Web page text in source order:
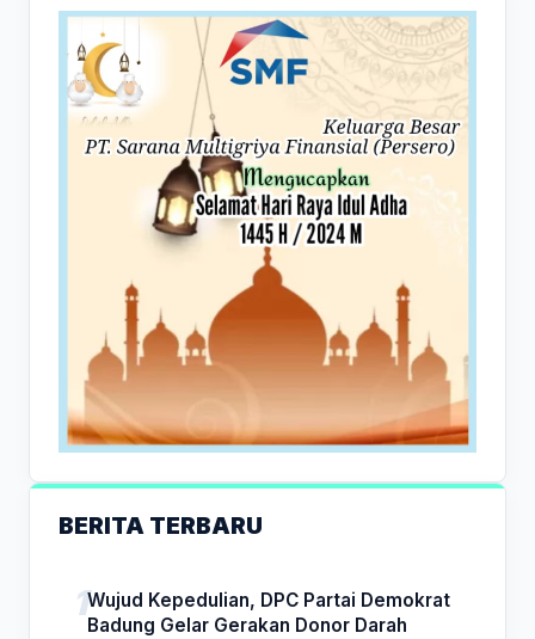
BERITA TERBARU
Wujud Kepedulian, DPC Partai Demokrat
Badung Gelar Gerakan Donor Darah